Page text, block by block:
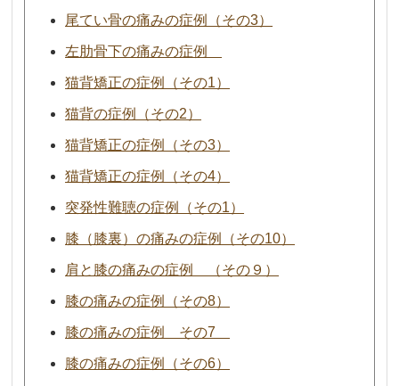
尾てい骨の痛みの症例（その3）
左肋骨下の痛みの症例
猫背矯正の症例（その1）
猫背の症例（その2）
猫背矯正の症例（その3）
猫背矯正の症例（その4）
突発性難聴の症例（その1）
膝（膝裏）の痛みの症例（その10）
肩と膝の痛みの症例 （その９）
膝の痛みの症例（その8）
膝の痛みの症例 その7
膝の痛みの症例（その6）